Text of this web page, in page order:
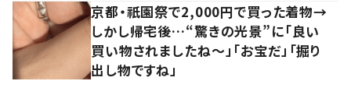
京都・祇園祭で2,000円で買った着物→
しかし帰宅後…“驚きの光景”に「良い
買い物されましたね～」「お宝だ」「掘り
出し物ですね」